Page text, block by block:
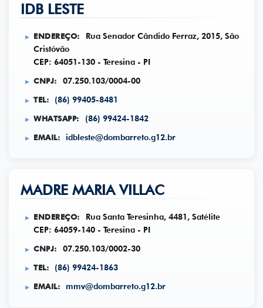
IDB LESTE
ENDEREÇO:
Rua Senador Cândido Ferraz, 2015, São
Cristóvão
CEP: 64051-130 - Teresina - PI
CNPJ:
07.250.103/0004-00
TEL:
(86) 99405-8481
WHATSAPP:
(86) 99424-1842
EMAIL:
idbleste@dombarreto.g12.br
MADRE MARIA VILLAC
ENDEREÇO:
Rua Santa Teresinha, 4481, Satélite
CEP: 64059-140 - Teresina - PI
CNPJ:
07.250.103/0002-30
TEL:
(86) 99424-1863
EMAIL:
mmv@dombarreto.g12.br